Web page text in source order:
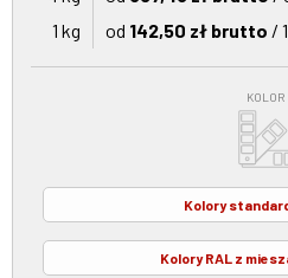
1 kg
od 142,50 zł brutto /
KOLOR
Kolory
Kolory RAL z